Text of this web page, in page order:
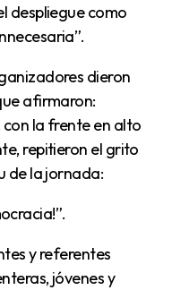
despliegue como
afirmaron:
la frente en alto
repitieron el grito
de la jornada:
jóvenes y